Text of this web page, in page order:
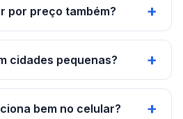
por preço também? +
cidades pequenas? +
bem no celular? +